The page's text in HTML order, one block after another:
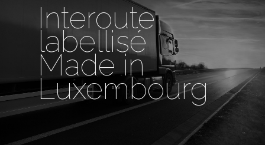
Interoute
labellisé
Made in
Luxembourg